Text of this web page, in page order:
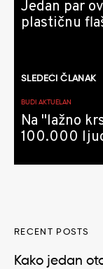
Jedan par
plastičnu
SLEDEĆI ČLANAK
BUDI AKTUELAN
Na "lažno
100.000
RECENT POSTS
Kako jedan